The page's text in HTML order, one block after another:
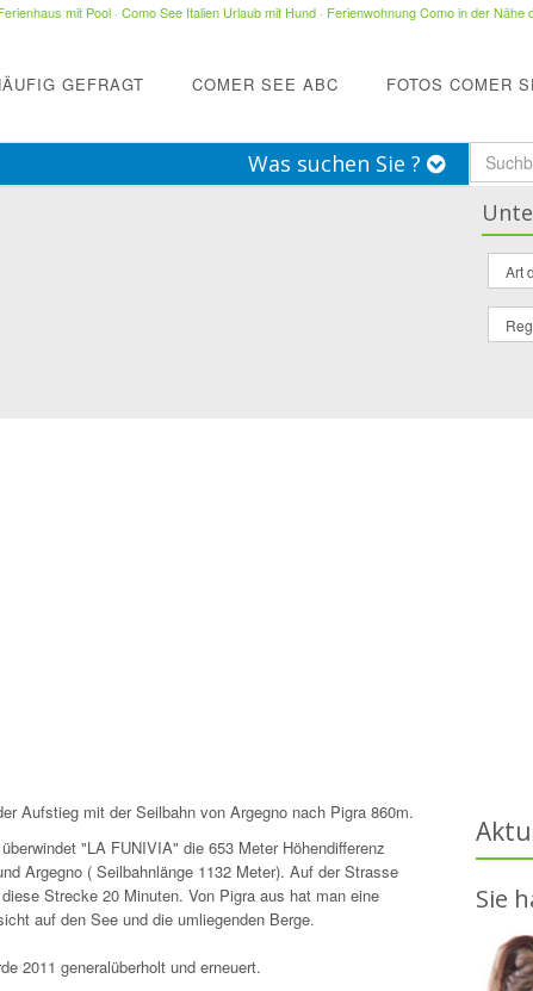
mit Pool· Como See Italien Urlaub mit Hund· Ferienwohnung Como in der Nähe
GEFRAGT COMER SEE ABC FOTOS COMER
Was suchen Sie ?
Aufstieg mit der Seilbahn von Argegno nach Pigra 860m.
"LA FUNIVIA" die 653 Meter Höhendifferenz
Argegno ( Seilbahnlänge 1132 Meter). Auf der Strasse
Strecke 20 Minuten. Von Pigra aus hat man eine
auf den See und die umliegenden Berge.
2011 generalüberholt und erneuert.
Sie